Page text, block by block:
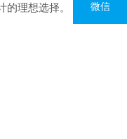
理想选择。
微信